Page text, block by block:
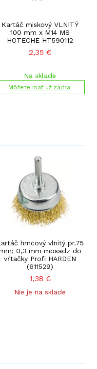
Kartáč miskový VLNITÝ
100 mm x M14 MS
HOTECHE HT590112
2,35 €
Na sklade
Môžete mať už zajtra.
hrncový vlnitý pr.75
0,3 mm mosadz do
vŕtačky Profi HARDEN
(611529)
1,38 €
Nie je na sklade